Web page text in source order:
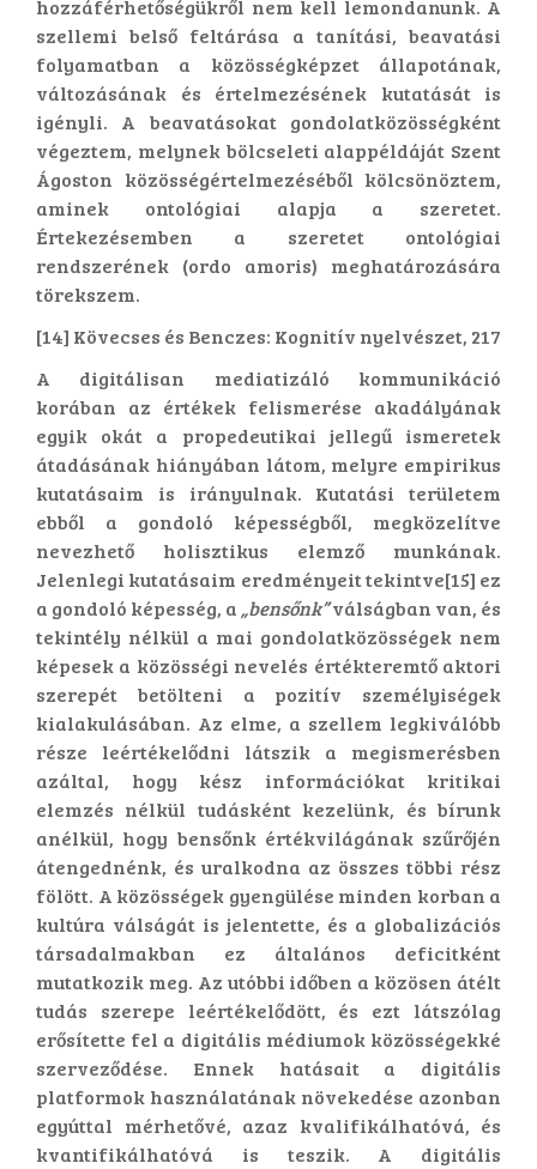
hozzáférhetőségükről nem kell lemondanunk. A
szellemi belső feltárása a tanítási, beavatási
folyamatban a közösségképzet állapotának,
változásának és értelmezésének kutatását is
igényli. A beavatásokat gondolatközösségként
végeztem, melynek bölcseleti alappéldáját Szent
Ágoston közösségértelmezéséből kölcsönöztem,
aminek ontológiai alapja a szeretet.
Értekezésemben a szeretet ontológiai
rendszerének (ordo amoris) meghatározására
törekszem.
[14] Kövecses és Benczes: Kognitív nyelvészet, 217
A digitálisan mediatizáló kommunikáció
korában az értékek felismerése akadályának
egyik okát a propedeutikai jellegű ismeretek
átadásának hiányában látom, melyre empirikus
kutatásaim is irányulnak. Kutatási területem
ebből a gondoló képességből, megközelítve
nevezhető holisztikus elemző munkának.
Jelenlegi kutatásaim eredményeit tekintve[15] ez
a gondoló képesség, a „bensőnk”válságban van, és
tekintély nélkül a mai gondolatközösségek nem
képesek a közösségi nevelés értékteremtő aktori
szerepét betölteni a pozitív személyiségek
kialakulásában. Az elme, a szellem legkiválóbb
része leértékelődni látszik a megismerésben
azáltal, hogy kész információkat kritikai
elemzés nélkül tudásként kezelünk, és bírunk
anélkül, hogy bensőnk értékvilágának szűrőjén
átengednénk, és uralkodna az összes többi rész
fölött. A közösségek gyengülése minden korban a
kultúra válságát is jelentette, és a globalizációs
társadalmakban ez általános deficitként
mutatkozik meg. Az utóbbi időben a közösen átélt
tudás szerepe leértékelődött, és ezt látszólag
erősítette fel a digitális médiumok közösségekké
szerveződése. Ennek hatásait a digitális
platformok használatának növekedése azonban
egyúttal mérhetővé, azaz kvalifikálhatóvá, és
kvantifikálhatóvá is teszik. A digitális